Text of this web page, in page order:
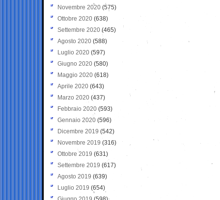
Novembre 2020 (575)
Ottobre 2020 (638)
Settembre 2020(465)
Agosto 2020 (588)
Luglio 2020 (597)
Giugno 2020 (580)
Maggio 2020 (618)
Aprile 2020 (643)
Marzo 2020 (437)
Febbraio 2020 (593)
Gennaio 2020 (596)
Dicembre 2019 (542)
Novembre 2019 (316)
Ottobre 2019 (631)
Settembre 2019 (617)
Agosto 2019 (639)
Luglio 2019 (654)